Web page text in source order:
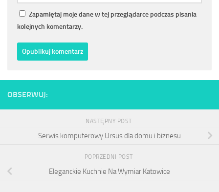
Zapamiętaj moje dane w tej przeglądarce podczas pisania
kolejnych komentarzy.
OBSERWUJ:
NASTĘPNY POST
Serwis komputerowy Ursus dla domu i biznesu
POPRZEDNI POST
Eleganckie Kuchnie Na Wymiar Katowice